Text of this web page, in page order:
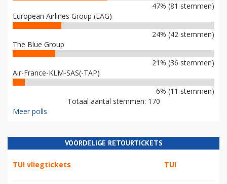
47% (81 stemmen)
European Airlines Group (EAG)
24% (42 stemmen)
The Blue Group
21% (36 stemmen)
Air-France-KLM-SAS(-TAP)
6% (11 stemmen)
Totaal aantal stemmen: 170
Meer polls
VOORDELIGE RETOURTICKETS
TUI vliegtickets TUI